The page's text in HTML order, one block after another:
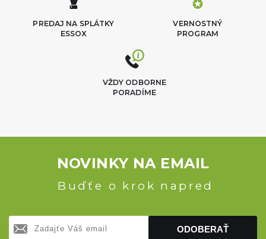
VERNOSTNÝ
PROGRAM
PREDAJ NA SPLÁTKY
ESSOX
VŽDY ODBORNE
PORADÍME
NOVINKY NA EMAIL
Buďťe o krok napred
ODOBERAŤ